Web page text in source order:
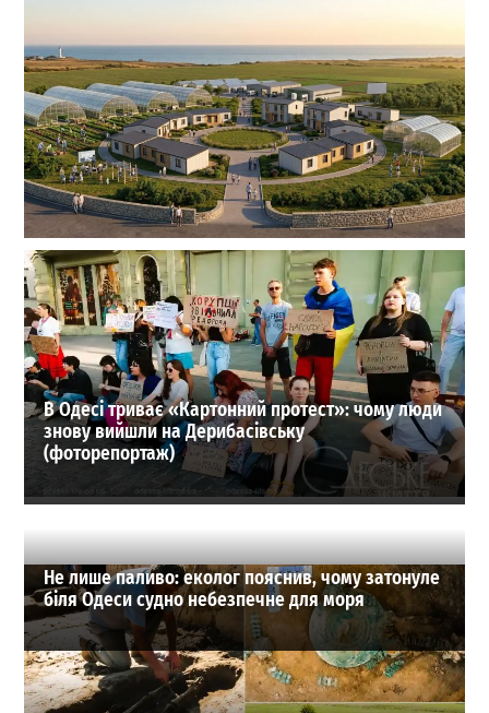
На Одещині хочуть створити нове містечко для
переселенців: що там буде
1
27-07-2026 в 19:31
ВИБІР РЕДАКЦІЇ
В Одесі триває «Картонний протест»: чому люди
знову вийшли на Дерибасівську
(фоторепортаж)
Не лише паливо: еколог пояснив, чому затонуле
біля Одеси судно небезпечне для моря